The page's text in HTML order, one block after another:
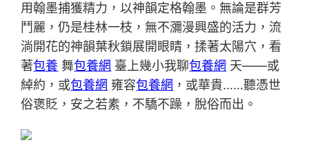
用翰墨捕獲精力，以神韻定格翰墨。無論是群芳
鬥麗，仍是桂林一枝，無不瀰漫興盛的活力，流
淌開花的神韻葉秋鎖展開眼睛，揉著太陽穴，看
著包養 舞包養網 臺上幾小我聊包養網 天——或
綽約，或包養網 雍容包養網 ，或華貴……聽憑世
俗褒貶，安之若素，不驕不躁，脫俗而出。